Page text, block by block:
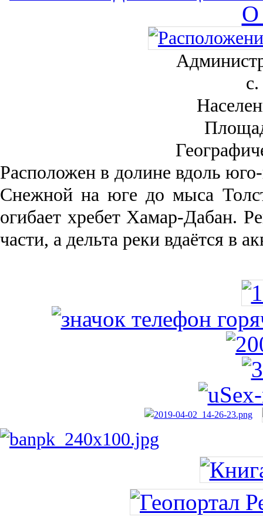
О
Рас­положен в долине вдоль
Снежной на юге до мыса
огибает хребет Хамар-Дабан.
части, а дельта реки вда­ётся в